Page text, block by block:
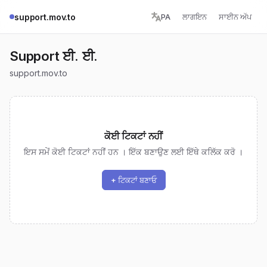
support.mov.to PA ਲਾਗਇਨ ਸਾਈਨ ਅੱਪ
Support ਈ. ਈ.
support.mov.to
ਕੋਈ ਟਿਕਟਾਂ ਨਹੀਂ
ਇਸ ਸਮੇਂ ਕੋਈ ਟਿਕਟਾਂ ਨਹੀਂ ਹਨ । ਇੱਕ ਬਣਾਉਣ ਲਈ ਇੱਥੇ ਕਲਿੱਕ ਕਰੋ ।
+ ਟਿਕਟਾਂ ਬਣਾਓ